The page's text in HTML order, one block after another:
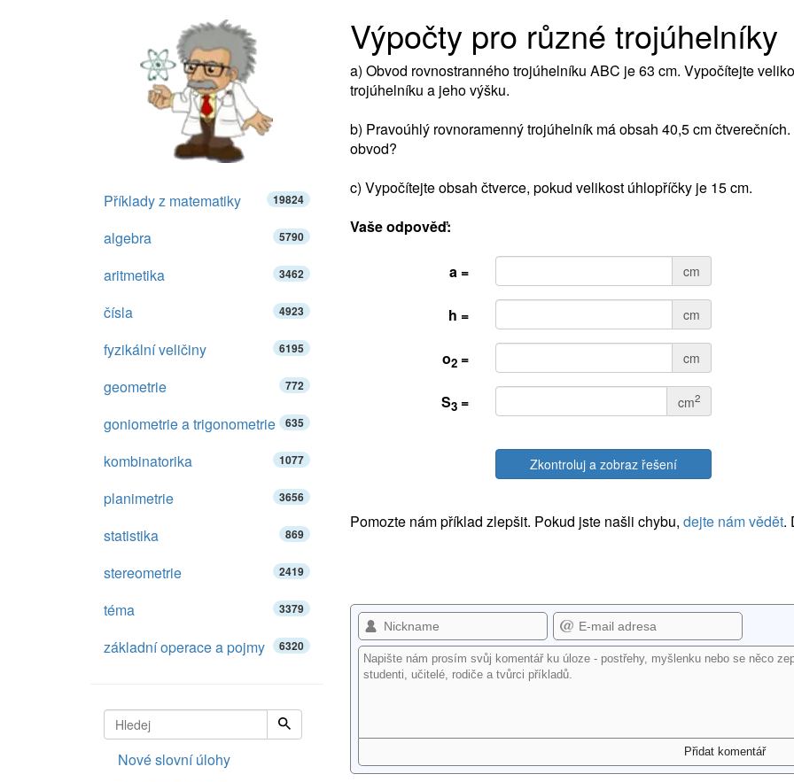
Výpočty pro různé trojúhelníky
a) Obvod rovnostranného trojúhelníku ABC je 63 cm. Vypočítejte
trojúhelníku a jeho výšku.
b) Pravoúhlý rovnoramenný trojúhelník má obsah 40,5 cm
obvod?
c) Vypočítejte obsah čtverce, pokud velikost úhlopříčky je 15 cm.
Vaše odpověď:
a = cm
h = cm
o2 = cm
S3 = cm2
Zkontroluj a zobraz řešení
Pomozte nám příklad zlepšit. Pokud jste našli chybu, dejte nám vědět.
Příklady z matematiky 19824
algebra 5790
aritmetika 3462
čísla 4923
fyzikální veličiny 6195
geometrie 772
goniometrie a trigonometrie 635
kombinatorika 1077
planimetrie 3656
statistika 869
stereometrie 2419
téma 3379
základní operace a pojmy 6320
Nové slovní úlohy